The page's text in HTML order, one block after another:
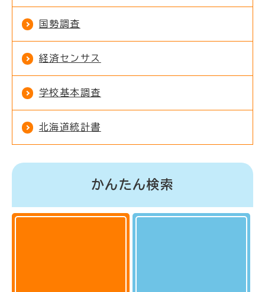
国勢調査
経済センサス
学校基本調査
北海道統計書
かんたん検索